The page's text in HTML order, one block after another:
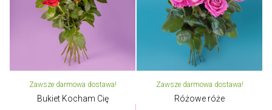
Zawsze darmowa dostawa!
Bukiet Kocham Cię
Zawsze darmowa dostawa!
Różowe róże